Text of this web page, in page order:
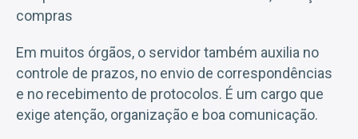
compras
Em muitos órgãos, o servidor também auxilia no
controle de prazos, no envio de correspondências
e no recebimento de protocolos. É um cargo que
exige atenção, organização e boa comunicação.